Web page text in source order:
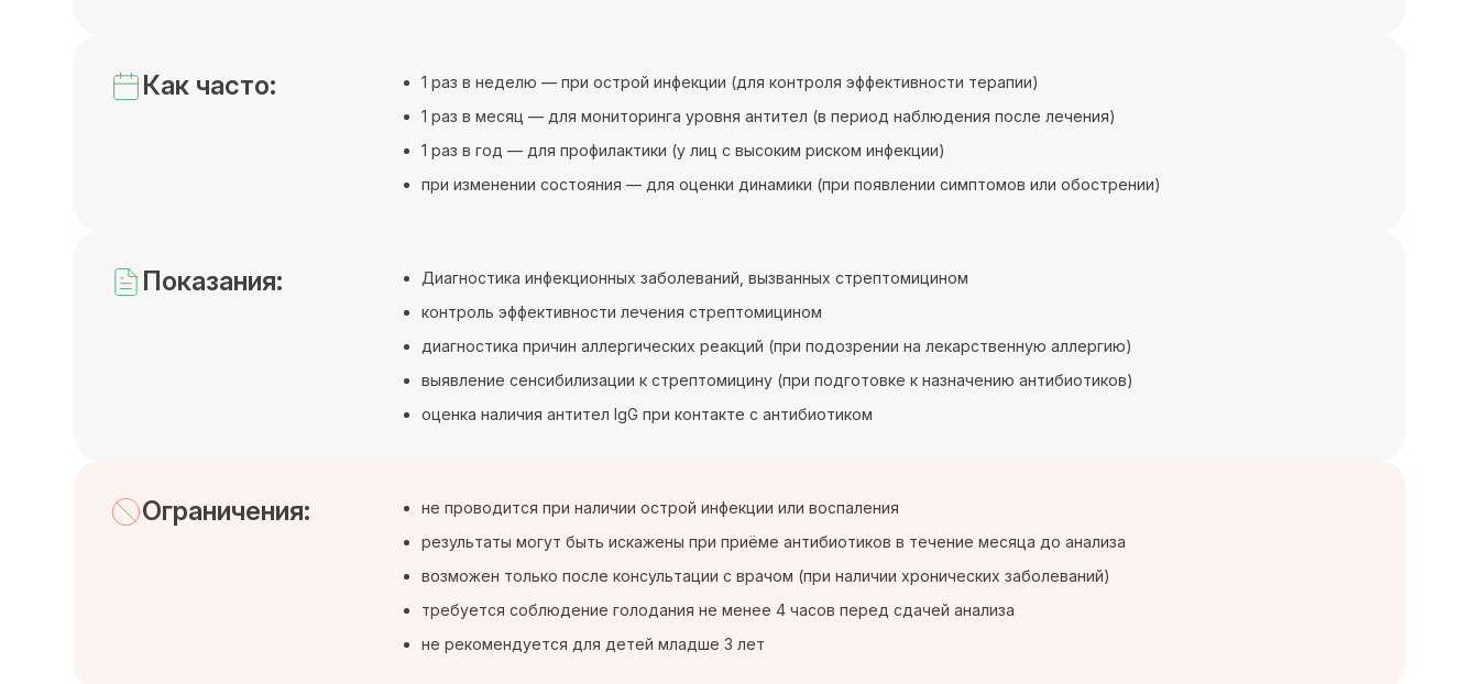
Как часто:
1 раз в неделю — при острой инфекции (для контроля эффективности терапии)
1 раз в месяц — для мониторинга уровня антител (в период наблюдения после лечения)
1 раз в год — для профилактики (у лиц с высоким риском инфекции)
при изменении состояния — для оценки динамики (при появлении симптомов или обострении)
Показания:
Диагностика инфекционных заболеваний, вызванных стрептомицином
контроль эффективности лечения стрептомицином
диагностика причин аллергических реакций (при подозрении на лекарственную аллергию)
выявление сенсибилизации к стрептомицину (при подготовке к назначению антибиотиков)
оценка наличия антител IgG при контакте с антибиотиком
Ограничения:
не проводится при наличии острой инфекции или воспаления
результаты могут быть искажены при приёме антибиотиков в течение месяца до анализа
возможен только после консультации с врачом (при наличии хронических заболеваний)
требуется соблюдение голодания не менее 4 часов перед сдачей анализа
не рекомендуется для детей младше 3 лет